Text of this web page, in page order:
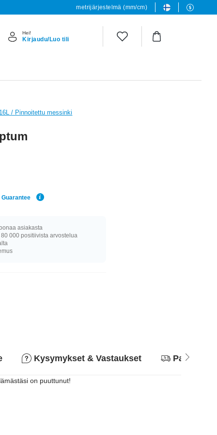
metrijärjestelmä (mm/cm)
Hei!
Kirjaudu/Luo tili
/ Pinnoitettu messinki
asiakasta
000 positiivista arvostelua
Kysymykset & Vastaukset
on puuttunut!